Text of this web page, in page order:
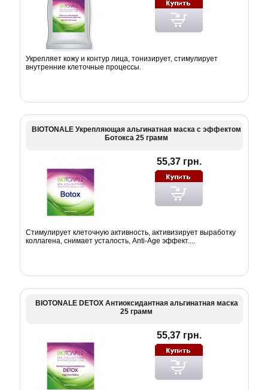
Укрепляет кожу и контур лица, тонизирует, стимулирует
внутренние клеточные процессы.
BIOTONALE Укрепляющая альгинатная маска с эффектом
Ботокса 25 грамм
55,37 грн.
Стимулирует клеточную активность, активизирует выработку
коллагена, снимает усталость, Anti-Age эффект....
BIOTONALE DETOX Антиоксидантная альгинатная маска
25 грамм
55,37 грн.